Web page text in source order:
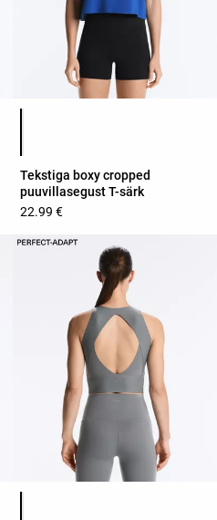
Tekstiga boxy cropped
puuvillasegust T-särk
22.99 €